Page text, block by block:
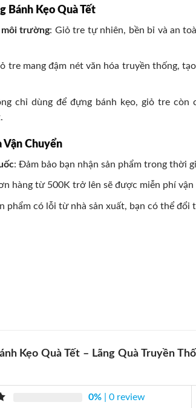
Bánh Kẹo Quà Tết
trường: Giỏ tre tự nhiên, bền bỉ và an
tre mang đậm nét văn hóa truyền thống,
chỉ dùng để đựng bánh kẹo, giỏ tre còn
Vận Chuyển
: Đảm bảo bạn nhận sản phẩm trong thời
hàng từ 500K trở lên sẽ được miễn phí vận
phẩm có lỗi từ nhà sản xuất, bạn có thể đổi
Kẹo Quà Tết – Lãng Quà Truyền
0% | 0 review